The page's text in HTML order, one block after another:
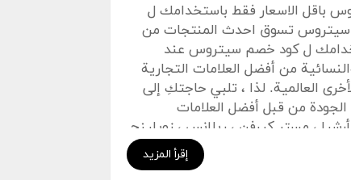
إقرأ المزيد
باقل الاسعار فقط باستخدامك ل
سيتروس تسوق احدث المنتجات من
ل كود خصم سيتروس عند
العطور الرجالية والنسائية من أفضل العلامات التجارية
العالمية. لذا ، تلبي حاجتكِ إلى
من قبل أفضل العلامات
أرشيا ، مستر كيرفن ، ريلانس ، زويلينج
على الأجهزة المفضلة لديك على
تي في لكل المشترين خصومات